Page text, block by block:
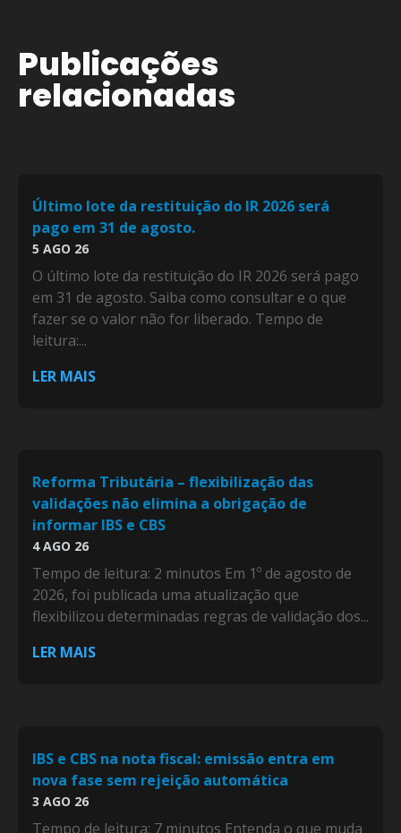
Publicações
relacionadas
Último lote da restituição do IR 2026 será
pago em 31 de agosto.
5 AGO 26
O último lote da restituição do IR 2026 será pago
em 31 de agosto. Saiba como consultar e o que
fazer se o valor não for liberado. Tempo de
leitura:...
LER MAIS
Reforma Tributária – flexibilização das
validações não elimina a obrigação de
informar IBS e CBS
4 AGO 26
Tempo de leitura: 2 minutos Em 1º de agosto de
2026, foi publicada uma atualização que
flexibilizou determinadas regras de validação dos...
LER MAIS
IBS e CBS na nota fiscal: emissão entra em
nova fase sem rejeição automática
3 AGO 26
Tempo de leitura: 7 minutos Entenda o que muda